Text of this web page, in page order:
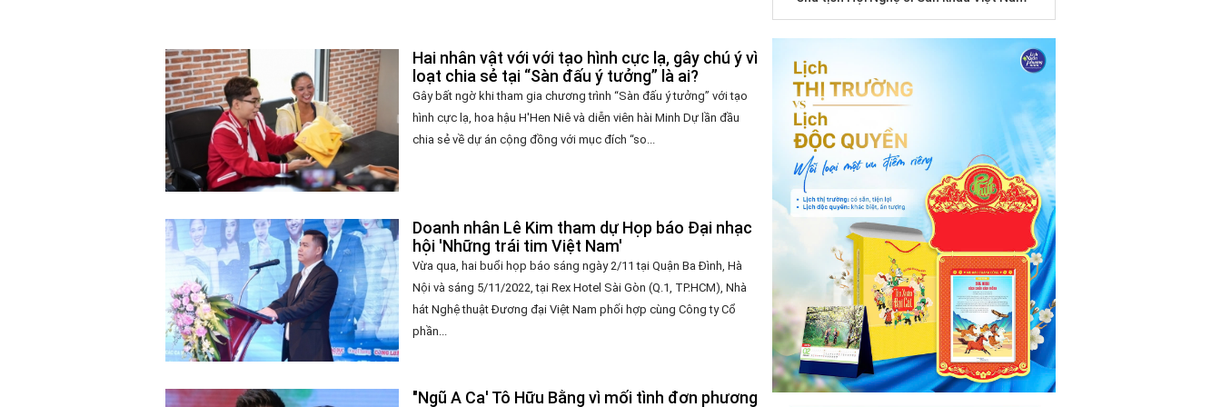
Hai nhân vật với với tạo hình cực lạ, gây chú ý vì
loạt chia sẻ tại “Sàn đấu ý tưởng” là ai?
Gây bất ngờ khi tham gia chương trình “Sàn đấu ý tưởng” với tạo
hình cực lạ, hoa hậu H'Hen Niê và diễn viên hài Minh Dự lần đầu
chia sẻ về dự án cộng đồng với mục đích “so...
Doanh nhân Lê Kim tham dự Họp báo Đại nhạc
hội 'Những trái tim Việt Nam'
Vừa qua, hai buổi họp báo sáng ngày 2/11 tại Quận Ba Đình, Hà
Nội và sáng 5/11/2022, tại Rex Hotel Sài Gòn (Q.1, TP.HCM), Nhà
hát Nghệ thuật Đương đại Việt Nam phối hợp cùng Công ty Cổ
phần...
"Ngũ A Ca' Tô Hữu Bằng vì mối tình đơn phương